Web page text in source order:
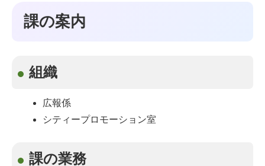
課の案内
組織
広報係
シティープロモーション室
課の業務